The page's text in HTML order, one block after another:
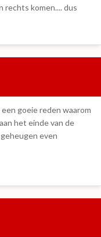
rechts komen.... dus
goeie reden waarom
het einde van de
even